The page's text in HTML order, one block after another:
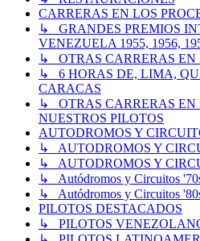
CARRERAS EN LOS
↳ GRANDES PREMIOS
VENEZUELA 1955, 1956,
↳ OTRAS CARRERAS EN
↳ 6 HORAS DE, LIMA,
CARACAS
↳ OTRAS CARRERAS EN
NUESTROS PILOTOS
AUTODROMOS Y
↳ AUTODROMOS Y
↳ AUTODROMOS Y
↳ Autódromos y Circuitos
↳ Autódromos y Circuitos
PILOTOS DESTACADOS
↳ PILOTOS